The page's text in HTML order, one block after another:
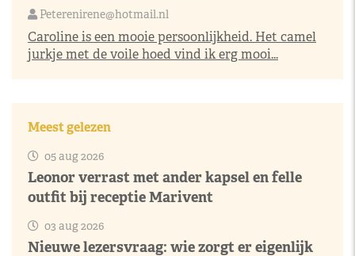
Peterenirene@hotmail.nl
Caroline is een mooie persoonlijkheid. Het camel
jurkje met de voile hoed vind ik erg mooi...
Meest gelezen
05 aug 2026
Leonor verrast met ander kapsel en felle
outfit bij receptie Marivent
03 aug 2026
Nieuwe lezersvraag: wie zorgt er eigenlijk